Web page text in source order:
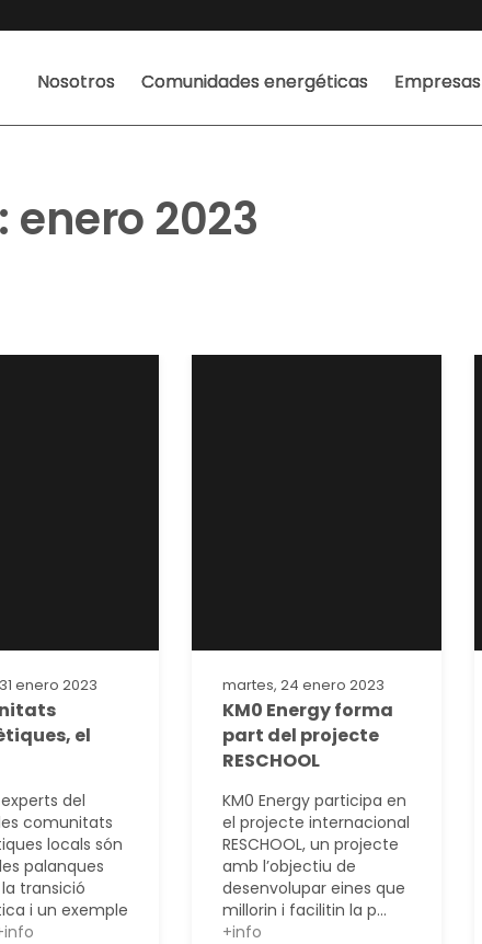
Nosotros Comunidades energéticas Empresas
enero 2023
enero 2023
el
del
comunitats
locals són
palanques
transició
i un exemple
martes, 24 enero 2023
KM0 Energy forma
part del projecte
RESCHOOL
KM0 Energy participa en
el projecte internacional
RESCHOOL, un projecte
amb l’objectiu de
desenvolupar eines que
millorin i facilitin la p...
+info